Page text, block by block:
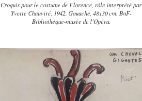
Croquis pour le costume de Florence, rôle interprété par
Yvette Chauviré, 1942. Gouache, 48x30 cm. BnF-
Bibliothèque-musée de l'Opéra.